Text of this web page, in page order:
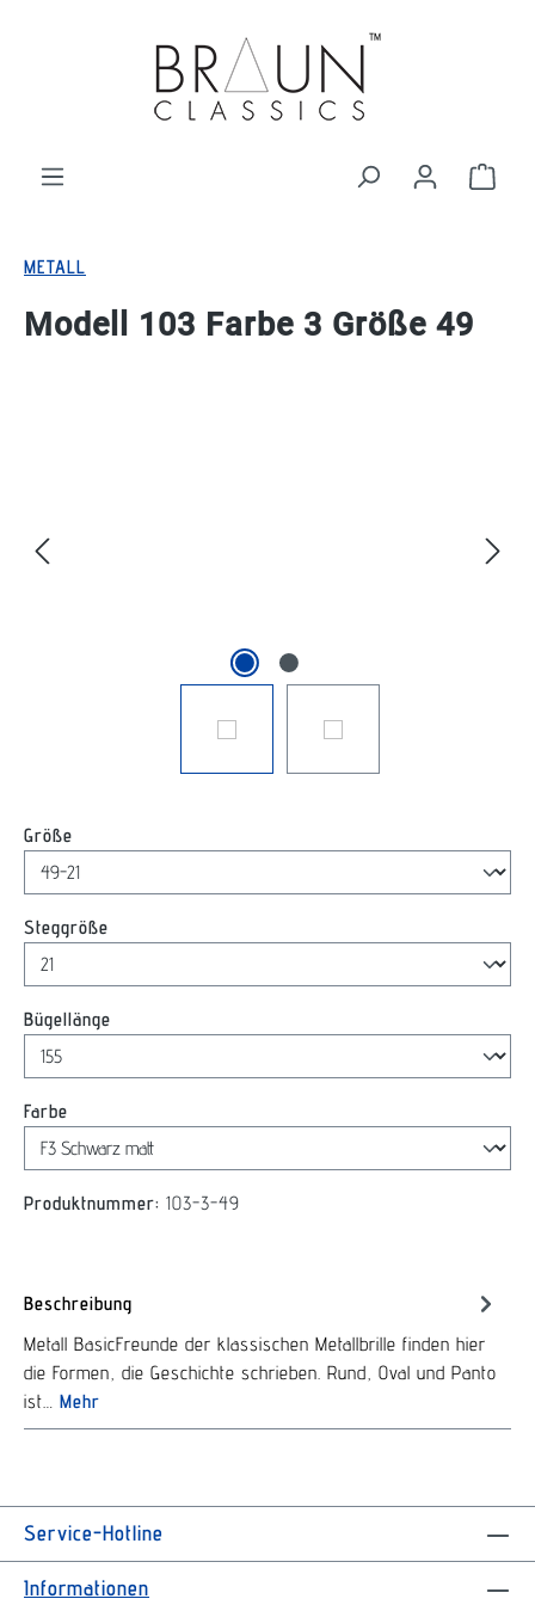
METALL
Modell 103 Farbe 3 Größe 49
Größe
Steggröße
Bügellänge
Farbe
Produktnummer: 103-3-49
Beschreibung
Metall BasicFreunde der klassischen Metallbrille finden hier
die Formen, die Geschichte schrieben. Rund, Oval und Panto
ist… Mehr
Service-Hotline
Informationen